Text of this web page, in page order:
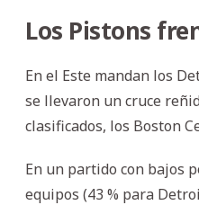
Los Pistons
En el Este mandan los
se llevaron un cruce
clasificados, los Boston
En un partido con bajos
equipos (43 % para